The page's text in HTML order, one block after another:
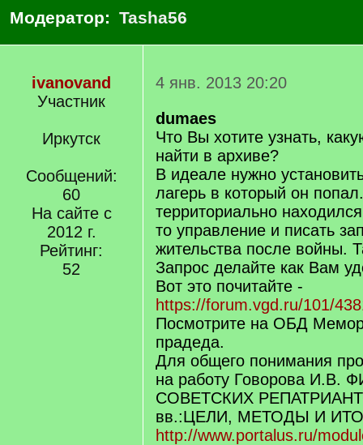
Модератор: Tasha56
ivanovand
Участник
Иркутск
Сообщений:
60
На сайте с
2012 г.
Рейтинг:
52
4 янв. 2013 20:20
dumaes
Что Вы хотите узнать,
найти в архиве?
В идеале нужно
лагерь в который он
территориально
то управление и писать
жительства после войны.
Запрос делайте как Вам
Вот это почитайте -
https://forum.vgd.ru/101/
Посмотрите на ОБД
прадеда.
Для общего понимания
на работу Говорова И.В.
СОВЕТСКИХ
вв.:ЦЕЛИ, МЕТОДЫ И
http://www.portalus.ru/